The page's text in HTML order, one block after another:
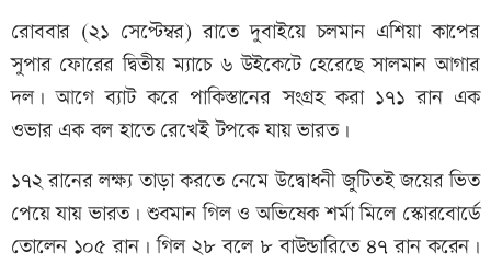
রোববার (২১ সেপ্টেম্বর) রাতে দুবাইয়ে চলমান এশিয়া কাপের
সুপার ফোরের দ্বিতীয় ম্যাচে ৬ উইকেটে হেরেছে সালমান আগার
দল। আগে ব্যাট করে পাকিস্তানের সংগ্রহ করা ১৭১ রান এক
ওভার এক বল হাতে রেখেই টপকে যায় ভারত।
১৭২ রানের লক্ষ্য তাড়া করতে নেমে উদ্বোধনী জুটিতই জয়ের ভিত
পেয়ে যায় ভারত। শুবমান গিল ও অভিষেক শর্মা মিলে স্কোরবোর্ডে
তোলেন ১০৫ রান। গিল ২৮ বলে ৮ বাউন্ডারিতে ৪৭ রান করেন।